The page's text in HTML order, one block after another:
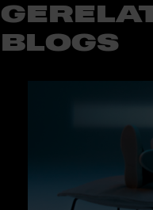
BLOGS